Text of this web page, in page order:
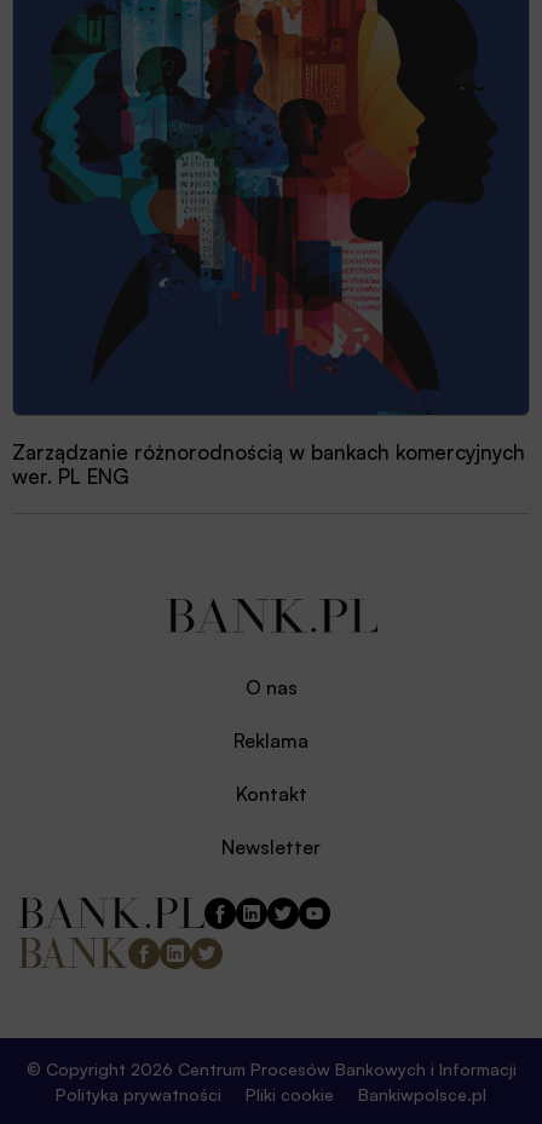
Zarządzanie różnorodnością w bankach komercyjnych
wer. PL ENG
O nas
Reklama
Kontakt
Newsletter
© Copyright 2026 Centrum Procesów Bankowych i Informacji
Polityka prywatności
Pliki cookie Bankiwpolsce.pl